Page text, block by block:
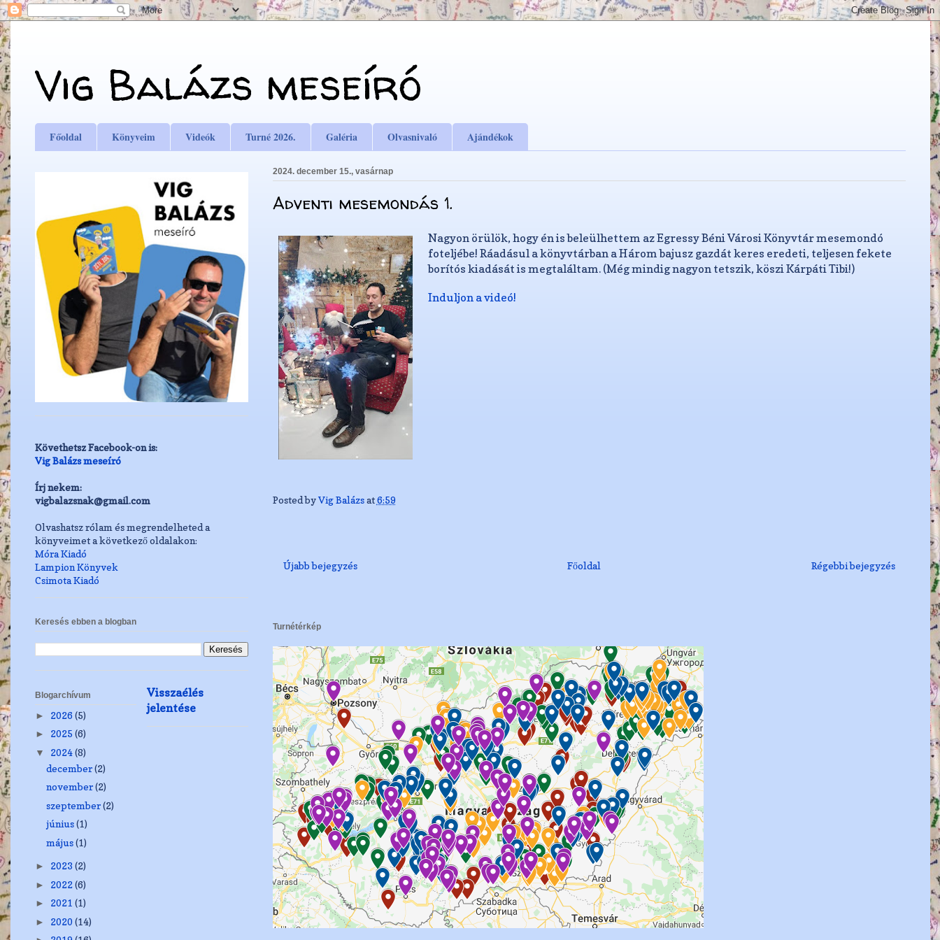
Vig Balázs meseíró
Főoldal Könyveim Videók Turné 2026. Galéria Olvasnivaló Ajándékok
2024. december 15., vasárnap
Adventi mesemondás 1.
Nagyon örülök, hogy én is beleülhettem az Egressy Béni Városi Könyvtár mesemondó
foteljébe! Ráadásul a könyvtárban a Három bajusz gazdát keres eredeti, teljesen fekete
borítós kiadását is megtaláltam. (Még mindig nagyon tetszik, köszi Kárpáti Tibi!)
Induljon a videó!
Posted byVig Balázs at6:59
Újabb bejegyzés Régebbi bejegyzés
Főoldal
Turnétérkép
Követhetsz Facebook-on is:
Vig Balázs meseíró
Írj nekem:
vigbalazsnak@gmail.com
Olvashatsz rólam és megrendelheted a
könyveimet a következő oldalakon:
Móra Kiadó
Lampion Könyvek
Csimota Kiadó
Keresés ebben a blogban
Blogarchívum
► 2026 (5)
► 2025 (6)
▼ 2024(8)
december(2)
november(2)
szeptember(2)
június(1)
május(1)
► 2023 (2)
► 2022(6)
► 2021 (1)
► 2020 (14)
Visszaélés
jelentése